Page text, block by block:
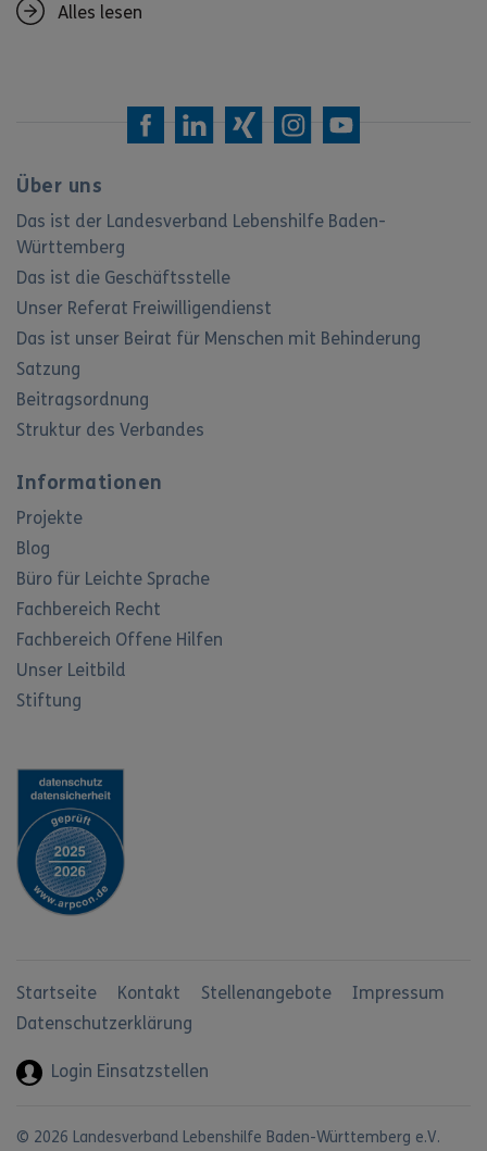
Alles lesen
Über uns
Das ist der Landesverband Lebenshilfe Baden-
Württemberg
Das ist die Geschäftsstelle
Unser Referat Freiwilligendienst
Das ist unser Beirat für Menschen mit Behinderung
Satzung
Beitragsordnung
Struktur des Verbandes
Informationen
Projekte
Blog
Büro für Leichte Sprache
Fachbereich Recht
Fachbereich Offene Hilfen
Unser Leitbild
Stiftung
Startseite Kontakt Stellenangebote
Impressum
Datenschutzerklärung
Login Einsatzstellen
© 2026 Landesverband Lebenshilfe Baden-Württemberg e.V.